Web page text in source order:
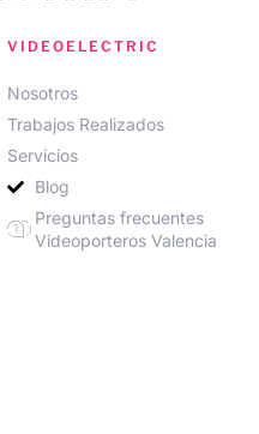
VIDEOELECTRIC
Nosotros
Trabajos Realizados
Servicios
Blog
Preguntas frecuentes
Videoporteros Valencia